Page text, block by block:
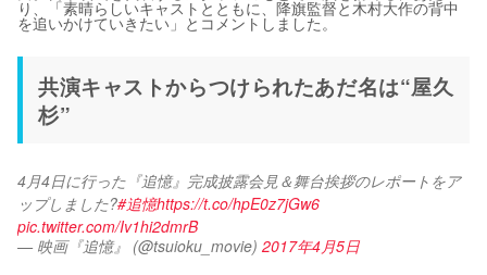
り、「素晴らしいキャストとともに、降旗監督と木村大作の背中
を追いかけていきたい」とコメントしました。
共演キャストからつけられたあだ名は“屋久
杉”
4月4日に行った『追憶』完成披露会見＆舞台挨拶のレポートをア
ップしました?#追憶https://t.co/hpE0z7jGw6
pic.twitter.com/Iv1hi2dmrB
— 映画『追憶』 (@tsuioku_movie) 2017年4月5日